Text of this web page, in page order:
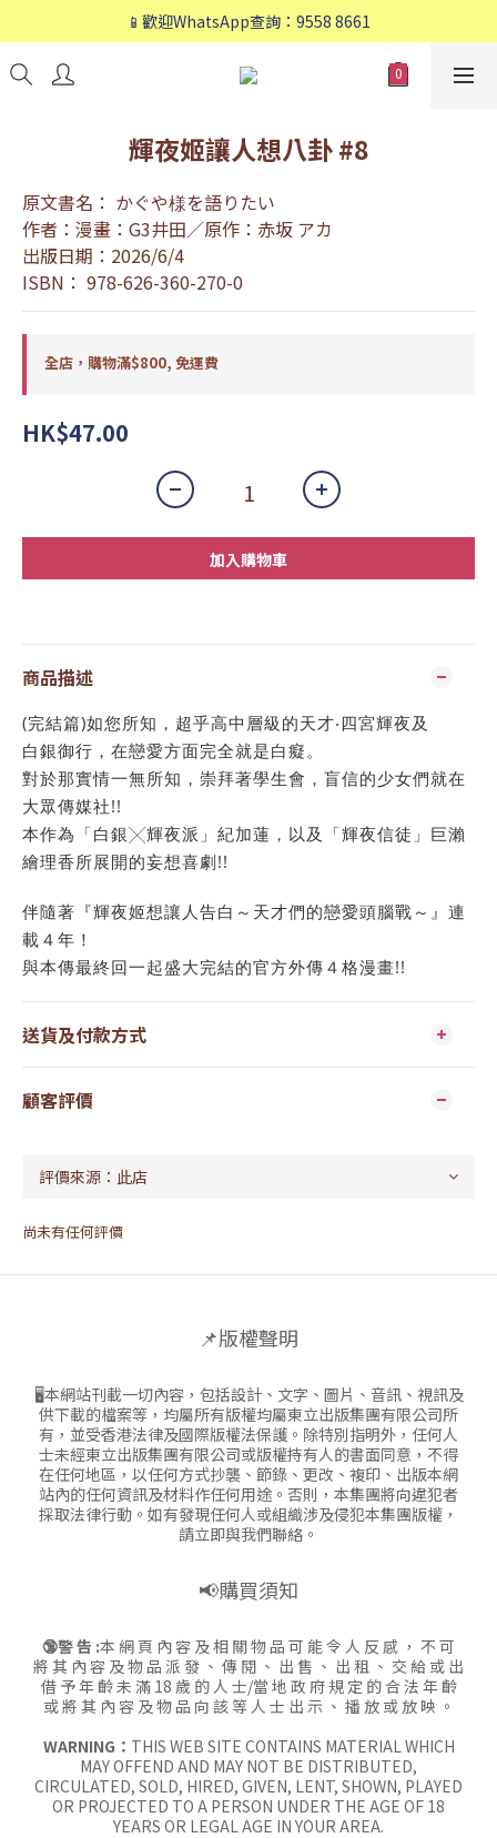
📱歡迎WhatsApp查詢：9558 8661
📱歡迎WhatsApp查詢：9558 8661
❤️會員專享：🛍購物滿💰HK$800，🚚免運費❤️
輝夜姬讓人想八卦 #8
原文書名： かぐや様を語りたい
作者：漫畫：G3井田／原作：赤坂 アカ
出版日期：2026/6/4
ISBN： 978-626-360-270-0
全店，購物滿$800, 免運費
HK$47.00
加入購物車
商品描述
(完結篇)如您所知，超乎高中層級的天才‧四宮輝夜及
白銀御行，在戀愛方面完全就是白癡。
對於那實情一無所知，崇拜著學生會，盲信的少女們就在
大眾傳媒社!!
本作為「白銀╳輝夜派」紀加蓮，以及「輝夜信徒」巨瀨
繪理香所展開的妄想喜劇!!
伴隨著『輝夜姬想讓人告白～天才們的戀愛頭腦戰～』連
載４年！
與本傳最終回一起盛大完結的官方外傳４格漫畫!!
送貨及付款方式
顧客評價
尚未有任何評價
📌版權聲明
🖥本網站刊載一切內容，包括設計、文字、圖片、音訊、視訊及
供下載的檔案等，均屬所有版權均屬東立出版集團有限公司所
有，並受香港法律及國際版權法保護。除特別指明外，任何人
士未經東立出版集團有限公司或版權持有人的書面同意，不得
在任何地區，以任何方式抄襲、節錄、更改、複印、出版本網
站內的任何資訊及材料作任何用途。否則，本集團將向違犯者
採取法律行動。如有發現任何人或組織涉及侵犯本集團版權，
請立即與我們聯絡。
📢購買須知
🔞警 告 :本 網 頁 內 容 及 相 關 物 品 可 能 令 人 反 感 ， 不 可
將 其 內 容 及 物 品 派 發 、 傳 閱 、 出 售 、 出 租 、 交 給 或 出
借 予 年 齡 未 滿 18 歲 的 人 士/當 地 政 府 規 定 的 合 法 年 齡
或 將 其 內 容 及 物 品 向 該 等 人 士 出 示 、 播 放 或 放 映 。
WARNING： THIS WEB SITE CONTAINS MATERIAL WHICH
MAY OFFEND AND MAY NOT BE DISTRIBUTED,
CIRCULATED, SOLD, HIRED, GIVEN, LENT, SHOWN, PLAYED
OR PROJECTED TO A PERSON UNDER THE AGE OF 18
YEARS OR LEGAL AGE IN YOUR AREA.